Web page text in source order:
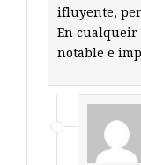
ifluyente,
En cualqueir
notable e